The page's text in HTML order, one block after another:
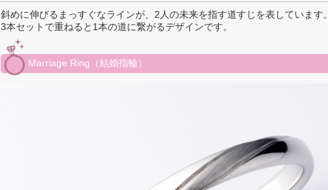
斜めに伸びるまっすぐなラインが、2人の未来を指す道すじを表しています。
3本セットで重ねると1本の道に繋がるデザインです。
Marriage Ring（結婚指輪）